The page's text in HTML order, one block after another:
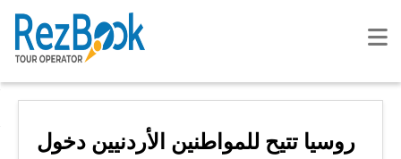
روسيا تتيح للمواطنين الأردنيين دخول